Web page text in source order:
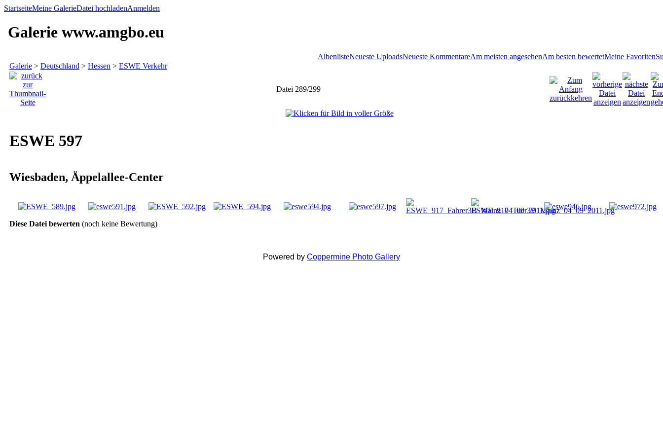
StartseiteMeine GalerieDatei hochladenAnmelden
Galerie www.amgbo.eu
AlbenlisteNeueste UploadsNeueste KommentareAm meisten angesehenAm besten bewertetMeine Favoriten
Galerie > Deutschland > Hessen > ESWE Verkehr
Datei 289/299
ESWE 597
Wiesbaden, Äppelallee-Center
Diese Datei bewerten (noch keine Bewertung)
Powered by Coppermine Photo Gallery